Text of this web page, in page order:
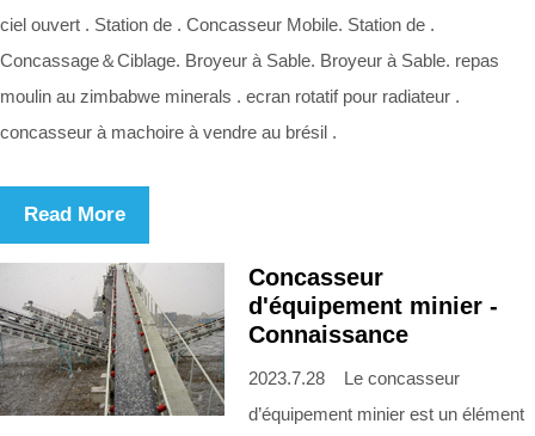
ciel ouvert . Station de . Concasseur Mobile. Station de .
Concassage＆Ciblage. Broyeur à Sable. Broyeur à Sable. repas
moulin au zimbabwe minerals . ecran rotatif pour radiateur .
concasseur à machoire à vendre au brésil .
Read More
Concasseur
d'équipement minier -
Connaissance
2023.7.28 Le concasseur
d’équipement minier est un élément